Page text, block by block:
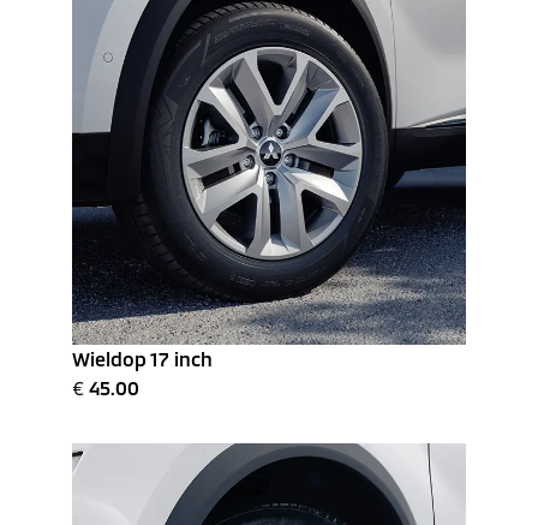
Wieldop 17 inch
€ 45.00